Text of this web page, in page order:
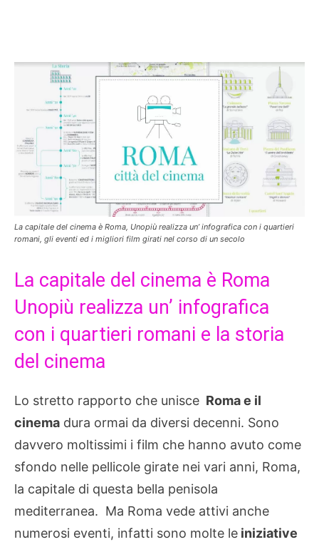
La capitale del cinema è Roma, Unopiù realizza un’ infografica con i quartieri
romani, gli eventi ed i migliori film girati nel corso di un secolo
La capitale del cinema è Roma
Unopiù realizza un’ infografica
con i quartieri romani e la storia
del cinema
Lo stretto rapporto che unisce Roma e il
cinema dura ormai da diversi decenni. Sono
davvero moltissimi i film che hanno avuto come
sfondo nelle pellicole girate nei vari anni, Roma,
la capitale di questa bella penisola
mediterranea. Ma Roma vede attivi anche
numerosi eventi, infatti sono molte le iniziative